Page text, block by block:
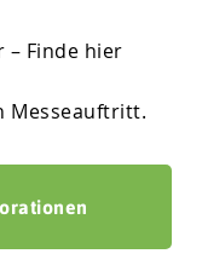
– Finde hier
Messeauftritt.